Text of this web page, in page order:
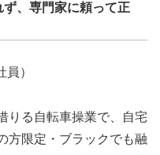
、専門家に頼って正
）
りる自転車操業で、自宅
方限定・ブラックでも融